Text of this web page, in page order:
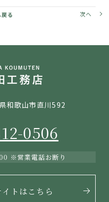
る 次へ
和歌山市直川592
0506
※営業電話お断り
トはこちら